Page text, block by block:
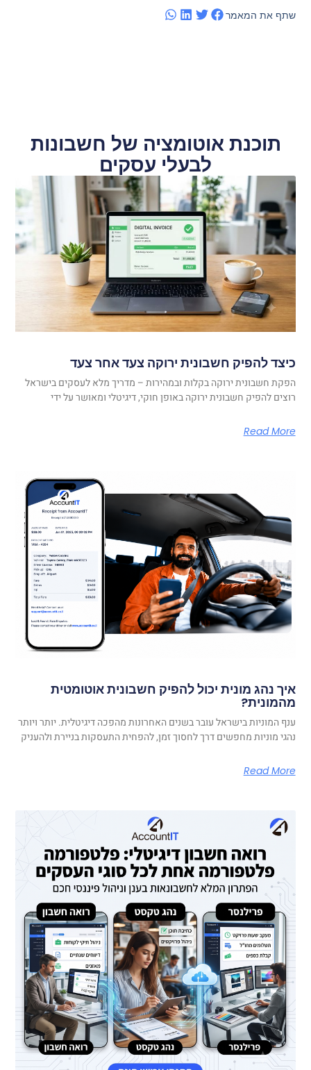
שתף את המאמר
תוכנת אוטומציה של חשבונות
לבעלי עסקים
כיצד להפיק חשבונית ירוקה צעד אחר צעד
הפקת חשבונית ירוקה בקלות ובמהירות – מדריך מלא לעסקים בישראל
רוצים להפיק חשבונית ירוקה באופן חוקי, דיגיטלי ומאושר על ידי
Read More
איך נהג מונית יכול להפיק חשבונית אוטומטית
מהמונית?
ענף המוניות בישראל עובר בשנים האחרונות מהפכה דיגיטלית. יותר ויותר
נהגי מוניות מחפשים דרך לחסוך זמן, להפחית התעסקות בניירת ולהעניק
Read More